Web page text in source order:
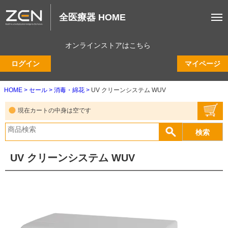
全医療器 HOME
オンラインストアはこちら
ログイン マイページ
HOME セール 消毒・綿花 UV クリーンシステム WUV
現在カートの中身は空です
UV クリーンシステム WUV